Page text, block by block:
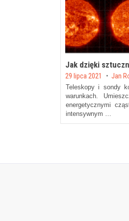
Jak dzięki
Posted on
29 lipca 2021 byJan
Teleskopy i sondy
warunkach.
energetycznymi
intensywnym …